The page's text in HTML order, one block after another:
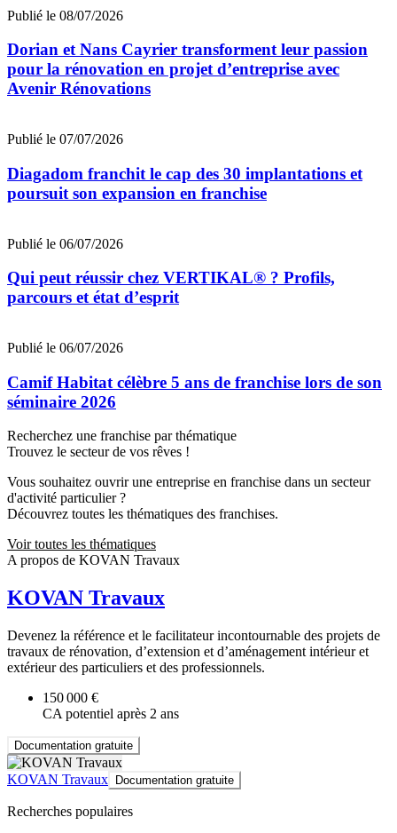
Publié le 08/07/2026
Dorian et Nans Cayrier transforment leur passion
pour la rénovation en projet d’entreprise avec
Avenir Rénovations
Publié le 07/07/2026
Diagadom franchit le cap des 30 implantations et
poursuit son expansion en franchise
Publié le 06/07/2026
Qui peut réussir chez VERTIKAL® ? Profils,
parcours et état d’esprit
Publié le 06/07/2026
Camif Habitat célèbre 5 ans de franchise lors de son
séminaire 2026
Recherchez une franchise par thématique
Trouvez le secteur de vos rêves !
Vous souhaitez ouvrir une entreprise en franchise dans un secteur
d'activité particulier ?
Découvrez toutes les thématiques des franchises.
Voir toutes les thématiques
A propos de KOVAN Travaux
KOVAN Travaux
Devenez la référence et le facilitateur incontournable des projets de
travaux de rénovation, d’extension et d’aménagement intérieur et
extérieur des particuliers et des professionnels.
150 000 €
CA potentiel après 2 ans
Documentation gratuite
KOVAN Travaux Documentation gratuite
Recherches populaires